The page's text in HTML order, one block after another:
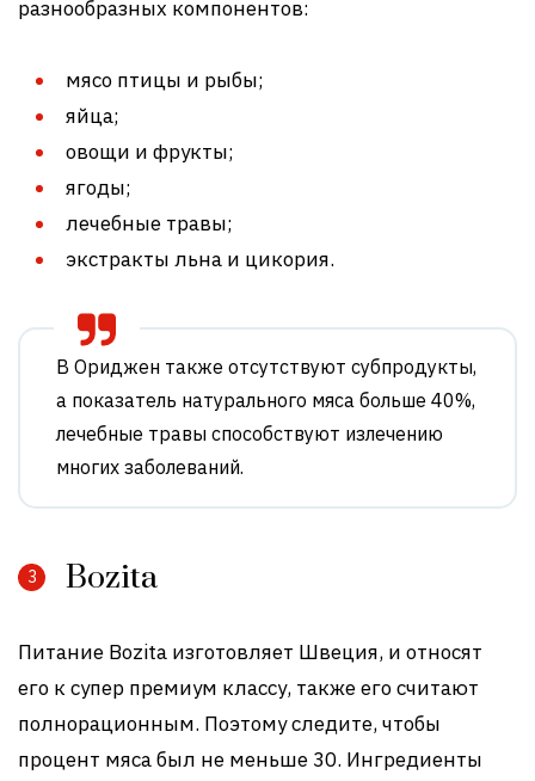
разнообразных компонентов:
мясо птицы и рыбы;
яйца;
овощи и фрукты;
ягоды;
лечебные травы;
экстракты льна и цикория.
В Ориджен также отсутствуют субпродукты,
а показатель натурального мяса больше 40%,
лечебные травы способствуют излечению
многих заболеваний.
Bozita
Питание Bozita изготовляет Швеция, и относят
его к супер премиум классу, также его считают
полнорационным. Поэтому следите, чтобы
процент мяса был не меньше 30. Ингредиенты